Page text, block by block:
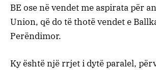
BE ose në vendet me aspirata për
Union, që do të thotë vendet e
Perëndimor.
Ky është një rrjet i dytë paralel,